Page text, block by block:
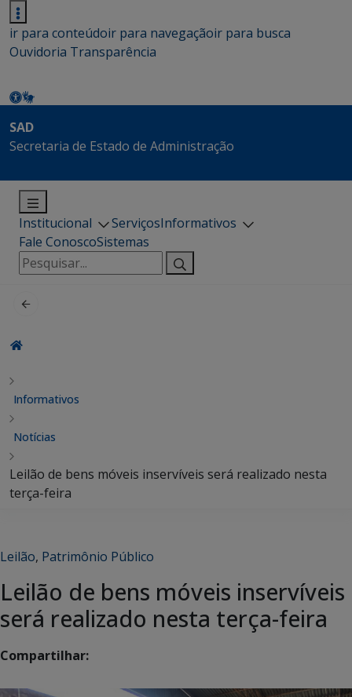
ir para conteúdoir para navegaçãoir para busca
Ouvidoria Transparência
SAD
Secretaria de Estado de Administração
Institucional ServiçosInformativos
Fale ConoscoSistemas
Pesquisar
por:
Informativos
Notícias
Leilão de bens móveis inservíveis será realizado nesta
terça-feira
Leilão, Patrimônio Público
Leilão de bens móveis inservíveis
será realizado nesta terça-feira
Compartilhar: